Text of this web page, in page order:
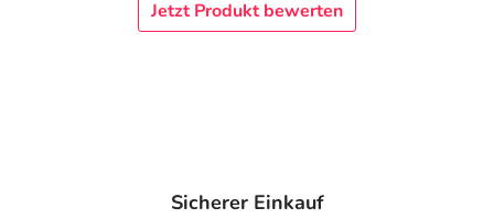
Jetzt Produkt bewerten
Sicherer Einkauf